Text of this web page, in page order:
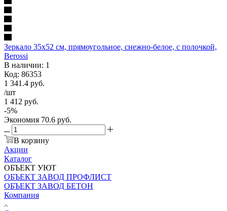
Зеркало 35х52 см, прямоугольное, снежно-белое, с полочкой,
Berossi
В наличии: 1
Код: 86353
1 341.4 руб.
/шт
1 412 руб.
-5%
Экономия 70.6 руб.
В корзину
Акции
Каталог
ОБЪЕКТ УЮТ
ОБЪЕКТ ЗАВОД ПРОФЛИСТ
ОБЪЕКТ ЗАВОД БЕТОН
Компания